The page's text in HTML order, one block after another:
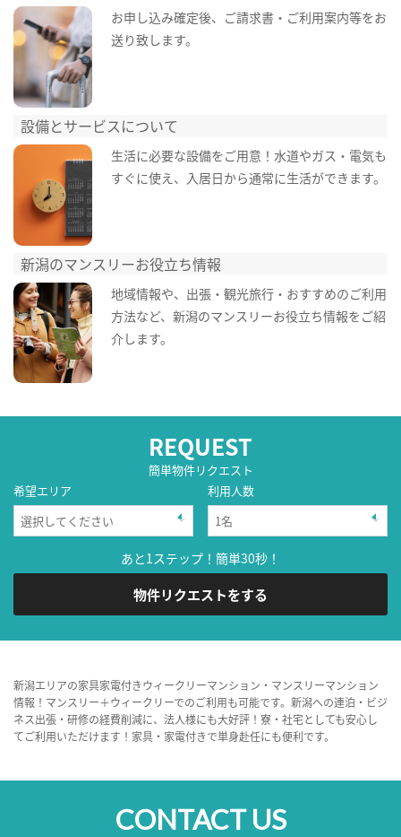
お申し込み確定後、ご請求書・ご利用案内等をお
送り致します。
設備とサービスについて
生活に必要な設備をご用意！水道やガス・電気も
すぐに使え、入居日から通常に生活ができます。
新潟のマンスリーお役立ち情報
地域情報や、出張・観光旅行・おすすめのご利用
方法など、新潟のマンスリーお役立ち情報をご紹
介します。
REQUEST
簡単物件リクエスト
希望エリア
利用人数
あと1ステップ！簡単30秒！
物件リクエストをする
新潟エリアの家具家電付きウィークリーマンション・マンスリーマンション
情報！マンスリー＋ウィークリーでのご利用も可能です。新潟への連泊・ビジ
ネス出張・研修の経費削減に、法人様にも大好評！寮・社宅としても安心し
てご利用いただけます！家具・家電付きで単身赴任にも便利です。
CONTACT US